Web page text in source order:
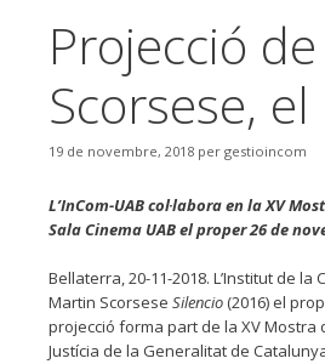
Projecció de
Scorsese,
19 de novembre, 2018 per gestioincom
L’InCom-UAB col·labora en la XV
Sala Cinema UAB el proper 26 de
Bellaterra, 20-11-2018. L’Institut de
Martin Scorsese Silencio (2016) el
projecció forma part de la XV Mostra
Justícia de la Generalitat de